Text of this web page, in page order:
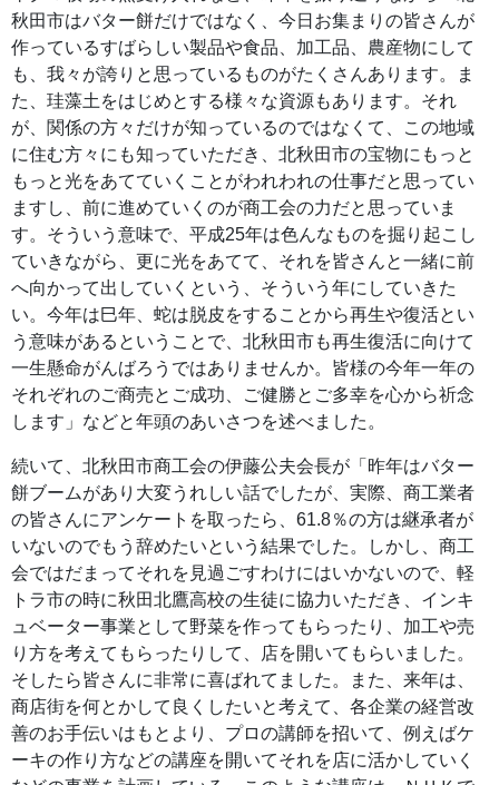
秋田市はバター餅だけではなく、今日お集まりの皆さんが
作っているすばらしい製品や食品、加工品、農産物にして
も、我々が誇りと思っているものがたくさんあります。ま
た、珪藻土をはじめとする様々な資源もあります。それ
が、関係の方々だけが知っているのではなくて、この地域
に住む方々にも知っていただき、北秋田市の宝物にもっと
もっと光をあてていくことがわれわれの仕事だと思ってい
ますし、前に進めていくのが商工会の力だと思っていま
す。そういう意味で、平成25年は色んなものを掘り起こし
ていきながら、更に光をあてて、それを皆さんと一緒に前
へ向かって出していくという、そういう年にしていきた
い。今年は巳年、蛇は脱皮をすることから再生や復活とい
う意味があるということで、北秋田市も再生復活に向けて
一生懸命がんばろうではありませんか。皆様の今年一年の
それぞれのご商売とご成功、ご健勝とご多幸を心から祈念
します」などと年頭のあいさつを述べました。
続いて、北秋田市商工会の伊藤公夫会長が「昨年はバター
餅ブームがあり大変うれしい話でしたが、実際、商工業者
の皆さんにアンケートを取ったら、61.8％の方は継承者が
いないのでもう辞めたいという結果でした。しかし、商工
会ではだまってそれを見過ごすわけにはいかないので、軽
トラ市の時に秋田北鷹高校の生徒に協力いただき、インキ
ュベーター事業として野菜を作ってもらったり、加工や売
り方を考えてもらったりして、店を開いてもらいました。
そしたら皆さんに非常に喜ばれてました。また、来年は、
商店街を何とかして良くしたいと考えて、各企業の経営改
善のお手伝いはもとより、プロの講師を招いて、例えばケ
ーキの作り方などの講座を開いてそれを店に活かしていく